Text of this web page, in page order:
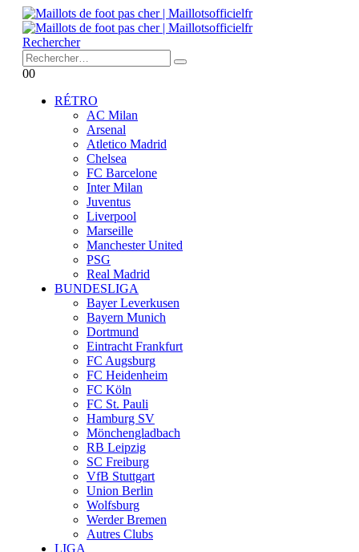
Rechercher
00
RÉTRO
AC Milan
Arsenal
Atletico Madrid
Chelsea
FC Barcelone
Inter Milan
Juventus
Liverpool
Marseille
Manchester United
PSG
Real Madrid
BUNDESLIGA
Bayer Leverkusen
Bayern Munich
Dortmund
Eintracht Frankfurt
FC Augsburg
FC Heidenheim
FC Köln
FC St. Pauli
Hamburg SV
Mönchengladbach
RB Leipzig
SC Freiburg
VfB Stuttgart
Union Berlin
Wolfsburg
Werder Bremen
Autres Clubs
LIGA